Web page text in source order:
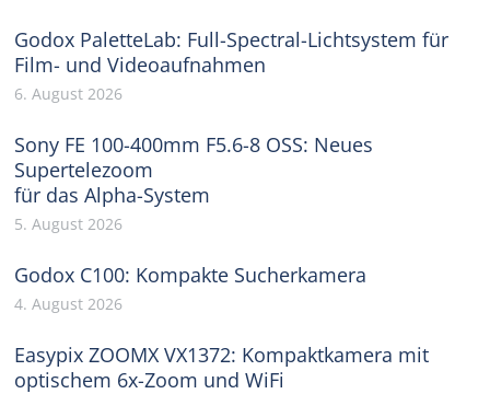
Godox PaletteLab: Full-Spectral-Lichtsystem für
Film- und Videoaufnahmen
6. August 2026
Sony FE 100-400mm F5.6-8 OSS: Neues
Supertelezoom
für das Alpha-System
5. August 2026
Godox C100: Kompakte Sucherkamera
4. August 2026
Easypix ZOOMX VX1372: Kompaktkamera mit
optischem 6x-Zoom und WiFi